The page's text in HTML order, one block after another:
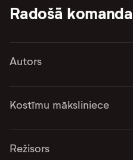
Radošā komanda
Autors
Kostīmu māksliniece
Režisors